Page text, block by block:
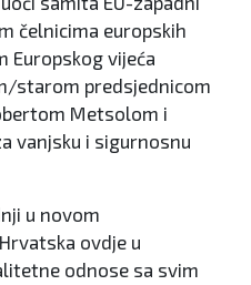
čelnicima europskih
Europskog vijeća
starom predsjednicom
Metsolom i
vanjsku i sigurnosnu
u novom
ovdje u
odnose sa svim